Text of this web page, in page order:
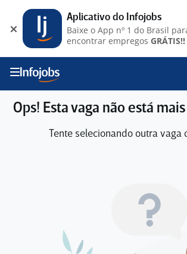
Ops! Esta vaga não está
Tente selecionando outra vaga
Aplicativo do Infojobs
Baixe o App nº 1 do Brasil
encontrar empregos GRÁTIS!!